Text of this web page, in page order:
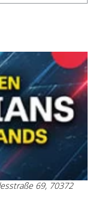
69, 70372